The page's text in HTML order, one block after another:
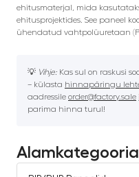
ehitusmaterjal, mida
ehitusprojektides. See paneel
ühendatud vahtpolüuretaan
💡 Vihje: Kas sul on raskusi
– külasta hinnapäringu
aadressile order@factory.sale
parima hinna turul!